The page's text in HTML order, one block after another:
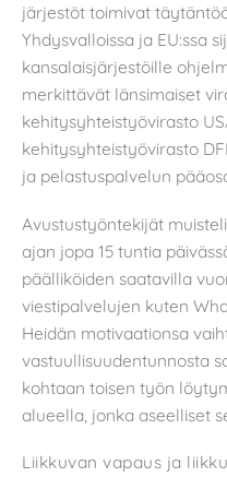
järjestöt toimivat
Yhdysvalloissa ja EU:ssa
kansalaisjärjestöille
merkittävät länsimaiset
kehitysyhteistyövirasto
kehitysyhteistyövirasto
ja pelastuspalvelun
Avustustyöntekijät
ajan jopa 15 tuntia
päälliköiden saatavilla
viestipalvelujen kuten
Heidän motivaationsa
vastuullisuudentunnosta
kohtaan toisen työn
alueella, jonka aseelliset
Liikkuvan vapaus ja